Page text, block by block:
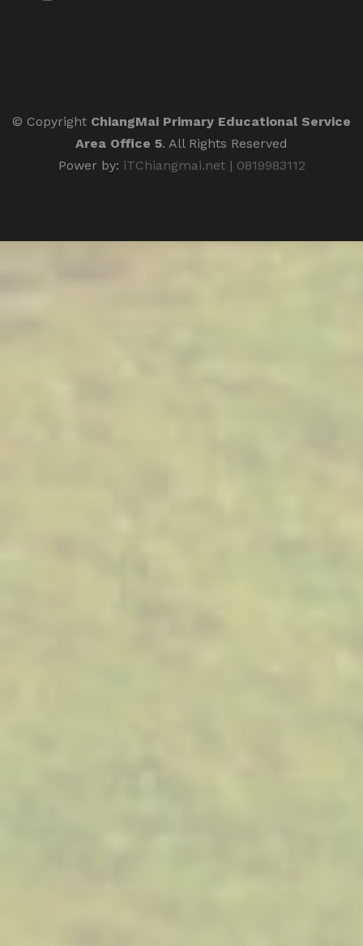
© Copyright ChiangMai Primary Educational Service
Area Office 5. All Rights Reserved
Power by: iTChiangmai.net | 0819983112